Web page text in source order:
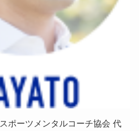
ポーツメンタルコーチ協会 代